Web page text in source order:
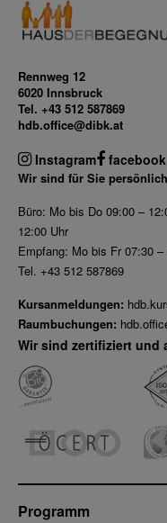
Rennweg 12
6020 Innsbruck
Tel. +43 512 587869
hdb.office@dibk.at
Instagram facebook
Wir sind für Sie
Büro: Mo bis Do 09:00 –
12:00 Uhr
Empfang: Mo bis Fr 07:30
Tel. +43 512 587869
Kursanmeldungen:
Raumbuchungen:
Wir sind zertifiziert und
Programm